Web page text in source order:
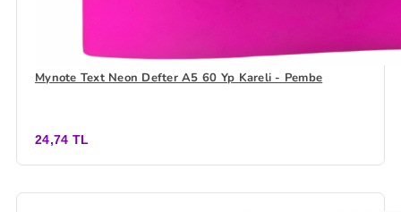
Mynote Text Neon Defter A5 60 Yp Kareli - Pembe
24,74 TL